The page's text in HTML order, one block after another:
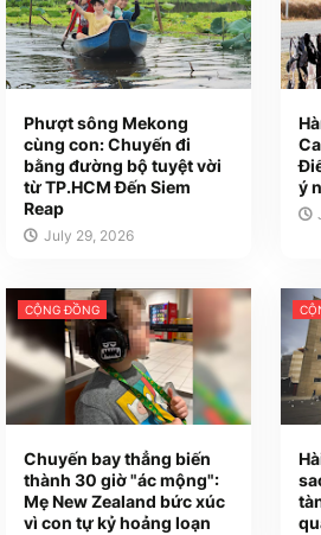
Phượt sông Mekong
cùng con: Chuyến đi
bằng đường bộ tuyệt vời
từ TP.HCM Đến Siem
Reap
July 29, 2026
ý
CỘNG ĐỒNG
Chuyến bay thẳng biến
thành 30 giờ "ác mộng":
Mẹ New Zealand bức xúc
vì con tự kỷ hoảng loạn